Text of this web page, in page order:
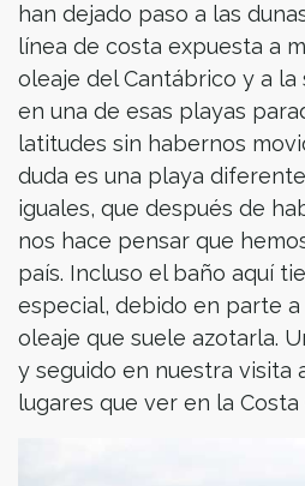
han dejado paso a las
línea de costa expuesta a
oleaje del Cantábrico y a
en una de esas playas
latitudes sin habernos
duda es una playa
iguales, que después de
nos hace pensar que
país. Incluso el baño aquí
especial, debido en parte
oleaje que suele azotarla.
y seguido en nuestra visita
lugares que ver en la Costa